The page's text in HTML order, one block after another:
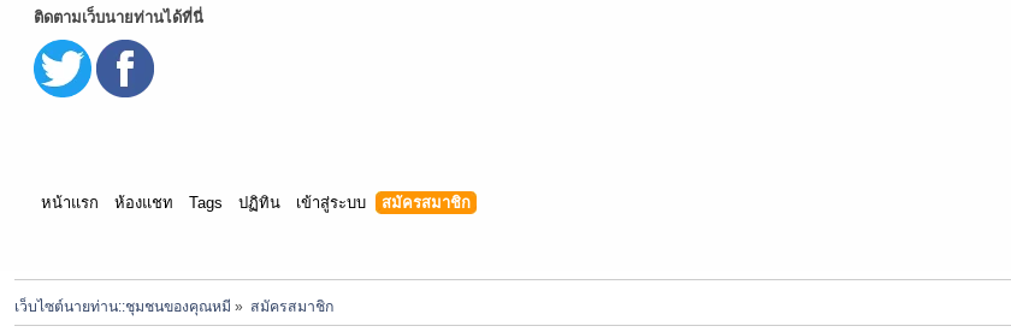
ติดตามเว็บนายท่านได้ที่นี่
หน้าแรก ห้องแชท Tags ปฏิทิน เข้าสู่ระบบ สมัครสมาชิก
เว็บไซต์นายท่าน::ชุมชนของคุณหมี » สมัครสมาชิก